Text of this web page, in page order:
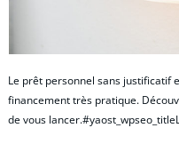
Le prêt personnel sans justificatif
financement très pratique.
de vous